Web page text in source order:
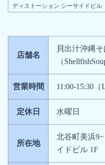
ディストーション シーサイドビル
店舗名
貝出汁沖縄
（
営業時間 11:00-15:30（
定休日 水曜日
所在地
北谷町美浜
イドビル 1F